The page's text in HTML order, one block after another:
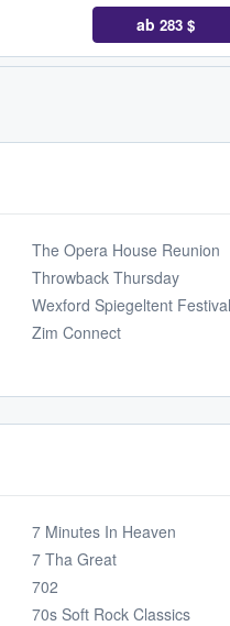
ab 283 $
The Opera House Reunion
Throwback Thursday
Wexford Spiegeltent Festival
Zim Connect
7 Minutes In Heaven
7 Tha Great
702
70s Soft Rock Classics